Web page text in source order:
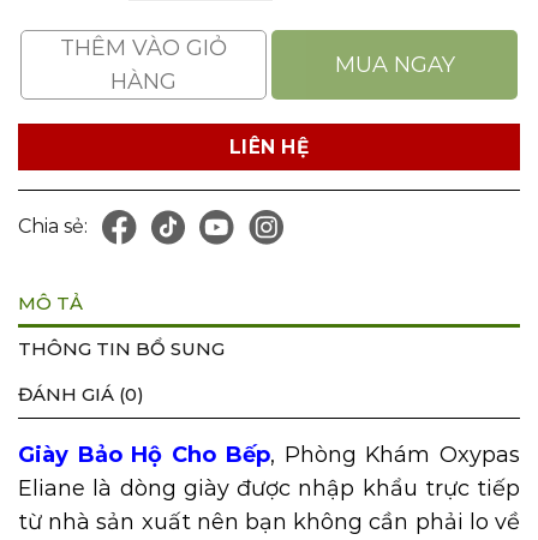
THÊM VÀO GIỎ
HÀNG
MUA NGAY
LIÊN HỆ
Chia sẻ:
MÔ TẢ
THÔNG TIN BỔ SUNG
ĐÁNH GIÁ (0)
Giày Bảo Hộ Cho Bếp, Phòng Khám Oxypas
Eliane là dòng giày được nhập khẩu trực tiếp
từ nhà sản xuất nên bạn không cần phải lo về